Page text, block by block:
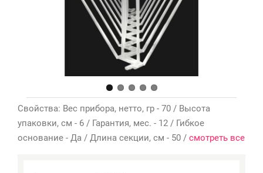
Свойства: Вес прибора, нетто, гр - 70 / Высота
упаковки, см - 6 / Гарантия, мес. - 12 / Гибкое
основание - Да / Длина секции, см - 50 / смотреть все